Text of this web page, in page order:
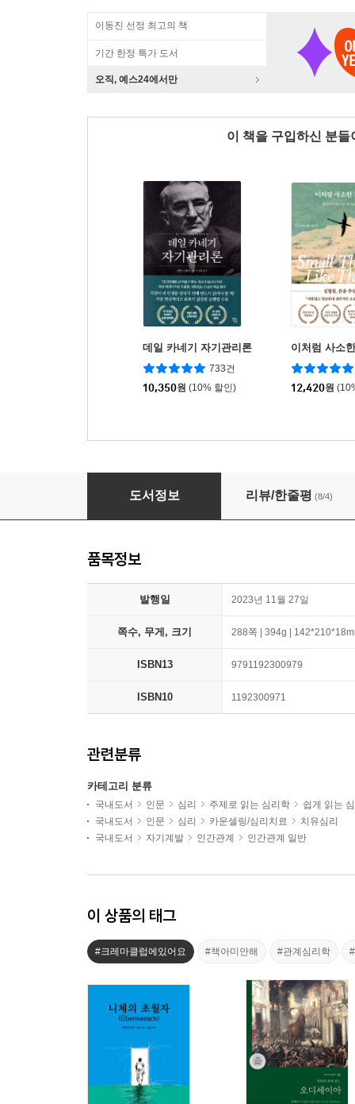
이동진 선정 최고의 책
기간 한정 특가 도서
오직, 예스24에서만
이 책을 구입하신 분
데일 카네기 자기관리론
733건
10,350원 (10% 할인)
이처럼 사소
12,420원
관계가 상처가 되기 전에
도서정보 리뷰/한줄평 (8/4)
품목정보
발행일 2023년 11월 27일
쪽수, 무게, 크기 288쪽 | 394g |
ISBN13 9791192300979
ISBN10 1192300971
관련분류
카테고리 분류
국내도서 인문 심리 주제로 읽는 심리학
쉽게 읽는
국내도서
인문 심리 카운셀링/심리치료
치유심리
국내도서
자기계발 인간관계 인간관계 일반
이 상품의 태그
#크레마클럽에있어요 #책아미안해 #관계심리학